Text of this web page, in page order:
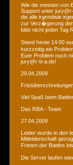
Wie die meisten von
Support unter
die alle irgendwie
zur Verz�gerung der
bitte nicht jeden Tag
Stand heute 14:00
kurzzeitig ein
Euer Problem noch
jury@r-b-a.de!
29.04.2009
Viel Spaß beim
Das RBA - Team
27.04.2009
Leider wurde in den
Mitleidenschaft
Fristen der Battles
Die Server laufen